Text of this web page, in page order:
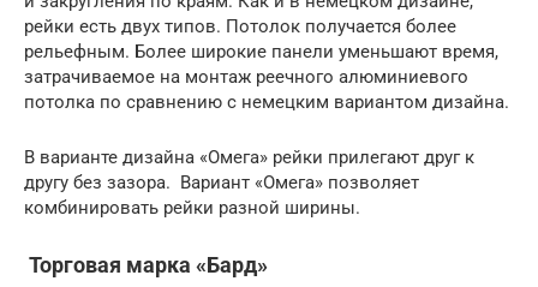
рейки есть двух типов. Потолок получается более
рельефным. Более широкие панели уменьшают время,
затрачиваемое на монтаж реечного алюминиевого
потолка по сравнению с немецким вариантом дизайна.
В варианте дизайна «Омега» рейки прилегают друг к
другу без зазора. Вариант «Омега» позволяет
комбинировать рейки разной ширины.
Торговая марка «Бард»